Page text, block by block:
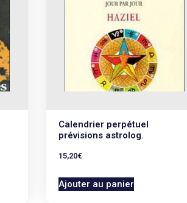
Calendrier perpétuel
prévisions astrolog.
15,20€
Ajouter au panier